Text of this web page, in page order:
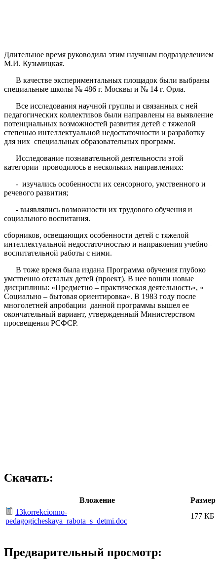
Длительное время руководила этим научным подразделением
М.И. Кузьмицкая.
В качестве экспериментальных площадок были выбраны
специальные школы № 486 г. Москвы и № 14 г. Орла.
Все исследования научной группы и связанных с ней
педагогических коллективов были направлены на выявление
потенциальных возможностей развития детей с тяжелой
степенью интеллектуальной недостаточности и разработку
для них специальных образовательных программ.
Исследование познавательной деятельности этой
категории проводилось в нескольких направлениях:
- изучались особенности их сенсорного, умственного и
речевого развития;
- выявлялись возможности их трудового обучения и
социального воспитания.
сборников, освещающих особенности детей с тяжелой
интеллектуальной недостаточностью и направления учебно–
воспитательной работы с ними.
В тоже время была издана Программа обучения глубоко
умственно отсталых детей (проект). В нее вошли новые
дисциплины: «Предметно – практическая деятельность», «
Социально – бытовая ориентировка». В 1983 году после
многолетней апробации данной программы вышел ее
окончательный вариант, утвержденный Министерством
просвещения РСФСР.
Скачать:
Вложение
Размер
13korrekcionno-
pedagogicheskaya_rabota_s_detmi.doc
177 КБ
Предварительный просмотр: